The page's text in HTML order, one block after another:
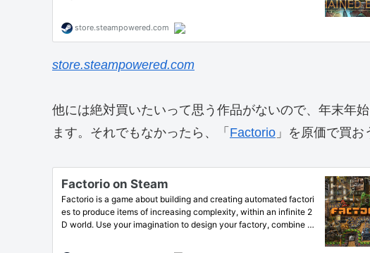
store.steampowered.com
他には絶対買いたいって思う作品がないので、年末年
ます。それでもなかったら、「 Factorio 」を原価で買お